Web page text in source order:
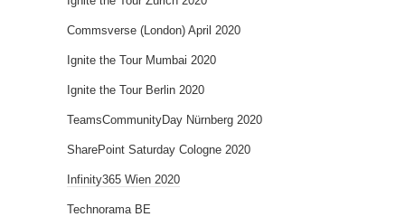
Commsverse (London) April 2020
Ignite the Tour Mumbai 2020
Ignite the Tour Berlin 2020
TeamsCommunityDay Nürnberg 2020
SharePoint Saturday Cologne 2020
Infinity365 Wien 2020
Technorama BE